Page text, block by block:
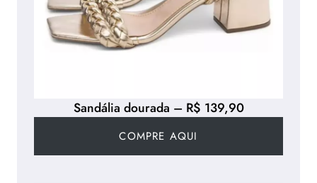
Sandália dourada – R$ 139,90
COMPRE AQUI